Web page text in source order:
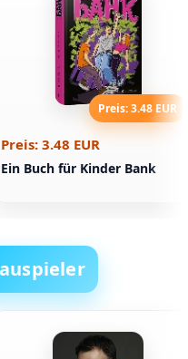
Preis: 3.48 EUR
Preis: 3.48 EUR
Ein Buch für Kinder Bank